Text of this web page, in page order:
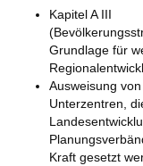
Kapitel A III
Grundlage für
Ausweisung
Unterzentren,
Kraft gesetzt